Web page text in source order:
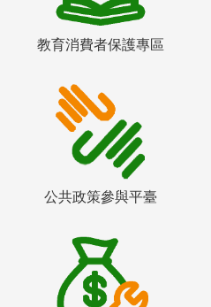
教育消費者保護專區
公共政策參與平臺